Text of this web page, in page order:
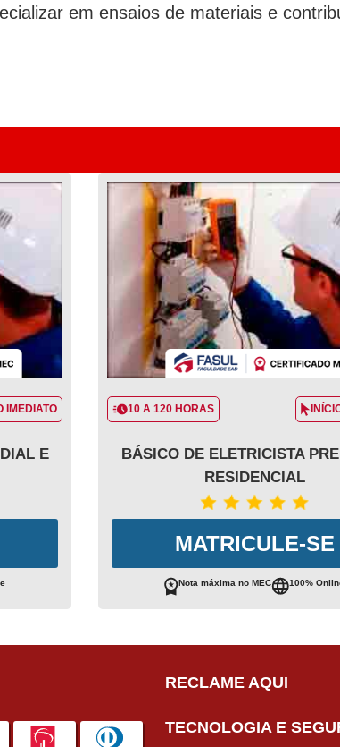
em ensaios de materiais e
IMEDIATO
E
10 A 120 HORAS
BÁSICO DE ELETRICISTA
RESIDENCIAL
MATRICULE-SE
Nota máxima no MEC 100%
RECLAME AQUI
TECNOLOGIA E